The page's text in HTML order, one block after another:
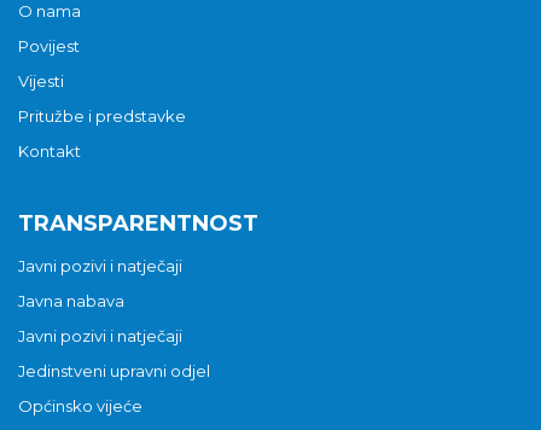
O nama
Povijest
Vijesti
Pritužbe i predstavke
Kontakt
TRANSPARENTNOST
Javni pozivi i natječaji
Javna nabava
Javni pozivi i natječaji
Jedinstveni upravni odjel
Općinsko vijeće